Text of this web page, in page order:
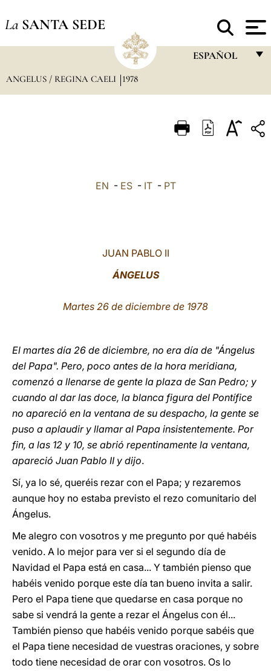
La SANTA SEDE
ESPAÑOL
ITALIANO
ANGELUS / REGINA CAELI 1978
EN - ES- IT- PT
JUAN PABLO II
ÁNGELUS
Martes 26 de diciembre de 1978
El martes día 26 de diciembre, no era día de "Ángelus
del Papa". Pero, poco antes de la hora meridiana,
comenzó a llenarse de gente la plaza de San Pedro; y
cuando al dar las doce, la blanca figura del Pontífice
no apareció en la ventana de su despacho, la gente se
puso a aplaudir y llamar al Papa insistentemente. Por
fin, a las 12 y 10, se abrió repentinamente la ventana,
apareció Juan Pablo II y dijo.
Sí, ya lo sé, queréis rezar con el Papa; y rezaremos
aunque hoy no estaba previsto el rezo comunitario del
Ángelus.
Me alegro con vosotros y me pregunto por qué habéis
venido. A lo mejor para ver si el segundo día de
Navidad el Papa está en casa... Y también pienso que
habéis venido porque este día tan bueno invita a salir.
Pero el Papa tiene que quedarse en casa porque no
sabe si vendrá la gente a rezar el Ángelus con él...
También pienso que habéis venido porque sabéis que
el Papa tiene necesidad de vuestras oraciones, y sobre
todo tiene necesidad de orar con vosotros. Os lo